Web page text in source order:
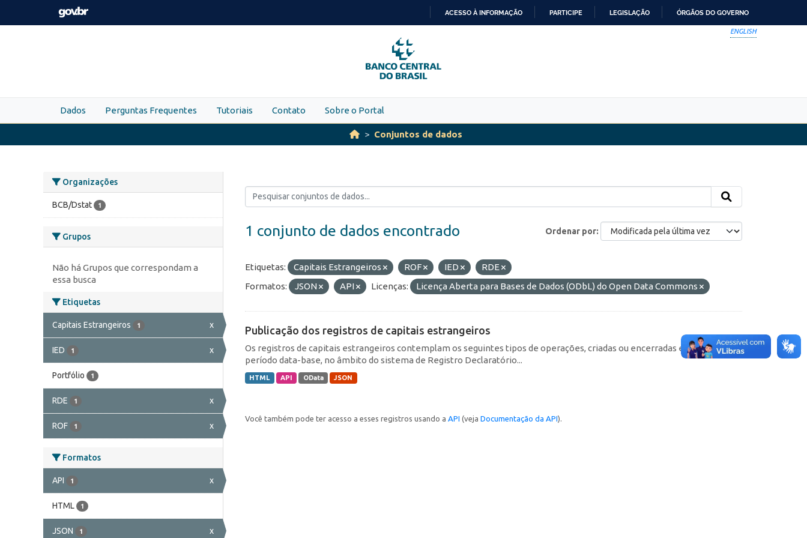
Skip to main content
PARA
O
CONTEÚDO
ACESSO À INFORMAÇÃO PARTICIPE LEGISLAÇÃO ÓRGÃOS DO GOVERNO
ENGLISH
Dados Perguntas Frequentes Tutoriais Contato Sobre o Portal
Conjuntos de dados
Organizações
BCB/Dstat 1
Grupos
Não há Grupos que correspondam a
essa busca
Etiquetas
Capitais Estrangeiros 1 x
IED 1 x
Portfólio 1
RDE 1 x
ROF 1 x
Formatos
API 1 x
HTML 1
JSON 1 x
Ordenar por
1 conjunto de dados encontrado
Etiquetas: Capitais Estrangeiros ROF IED
RDE
Formatos:
JSON API Licenças: Licença Aberta para Bases de Dados (ODbL) do Open Data Commons
Publicação dos registros de capitais estrangeiros
Os registros de capitais estrangeiros contemplam os seguintes tipos de operações, criadas ou encerradas em cada
período data-base, no âmbito do sistema de Registro Declaratório...
HTML API OData JSON
Você também pode ter acesso a esses registros usando a API (veja Documentação da API).